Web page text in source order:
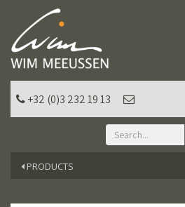
+32 (0)3 232 19 13
PRODUCTS